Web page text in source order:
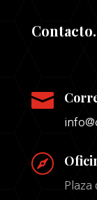
Contacto.


Plaza